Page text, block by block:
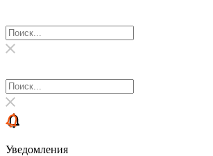
Уведомления